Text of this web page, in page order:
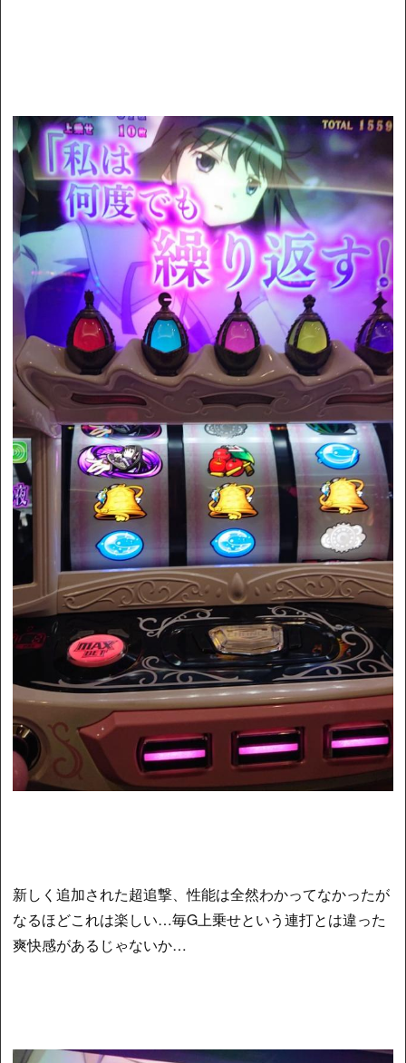
新しく追加された超追撃、性能は全然わかってなかったが
なるほどこれは楽しい…毎G上乗せという連打とは違った
爽快感があるじゃないか…